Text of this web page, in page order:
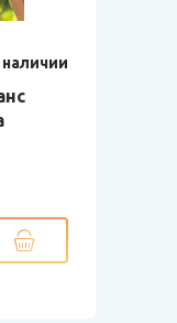
наличии